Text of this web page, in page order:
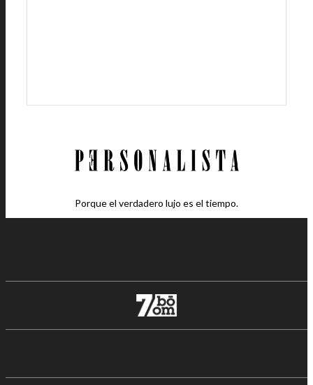
Porque el verdadero lujo es el tiempo.